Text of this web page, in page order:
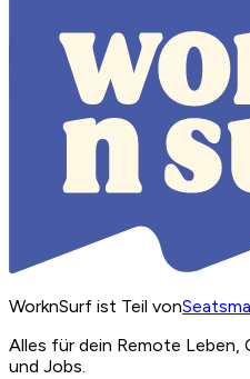
WorknSurf ist Teil von
Alles für dein Remote Leben,
und Jobs.